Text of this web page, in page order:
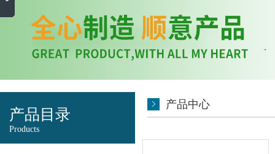
产品目录
Products
产品中心